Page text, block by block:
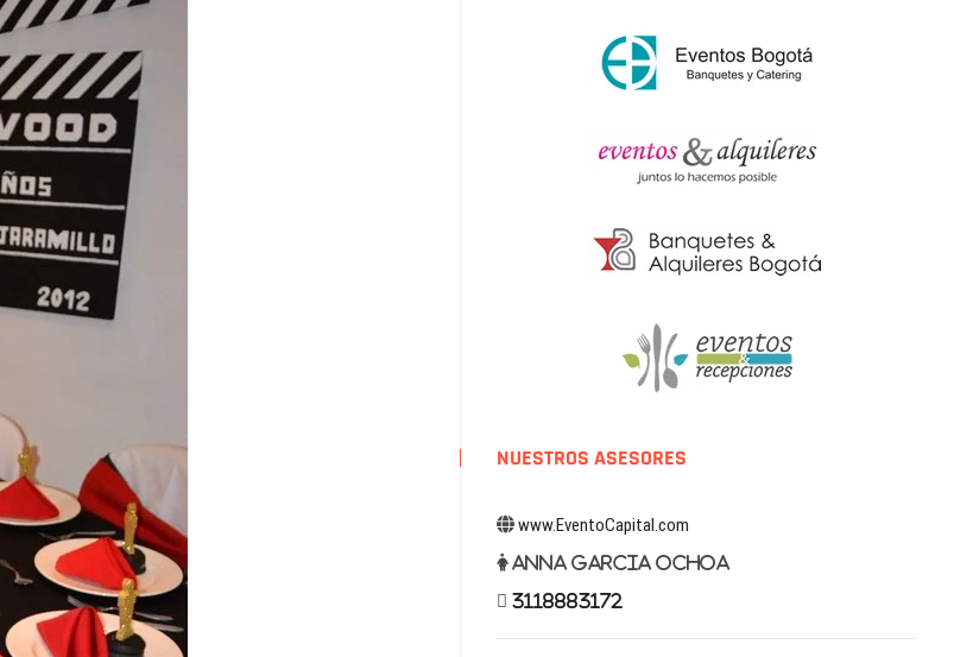
NUESTROS ASESORES
www.EventoCapital.com
Anna Garcia Ochoa
3118883172